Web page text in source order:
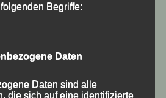
Begriffe:
Daten
Daten sind alle
die sich auf eine identifizierte